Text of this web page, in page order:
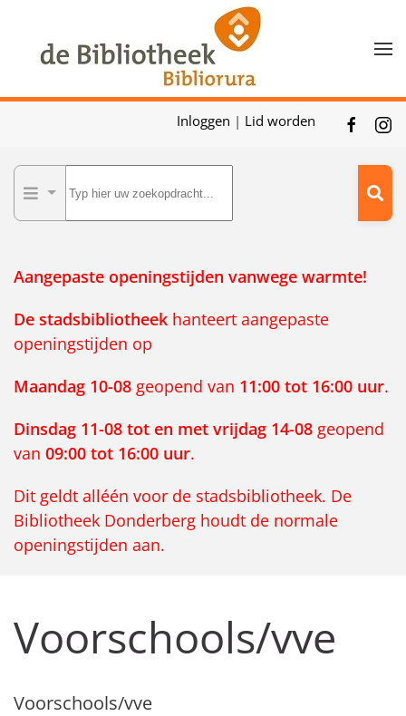
Skip to main content
Inloggen | Lid worden
Aangepaste openingstijden vanwege warmte!
De stadsbibliotheek hanteert aangepaste
openingstijden op
Maandag 10-08 geopend van 11:00 tot 16:00 uur.
Dinsdag 11-08 tot en met vrijdag 14-08 geopend
van 09:00 tot 16:00 uur.
Dit geldt alléén voor de stadsbibliotheek. De
Bibliotheek Donderberg houdt de normale
openingstijden aan.
Voorschools/vve
Voorschools/vve